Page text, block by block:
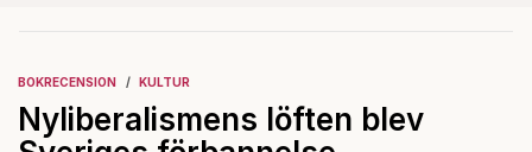
BOKRECENSION KULTUR
Nyliberalismens löften blev